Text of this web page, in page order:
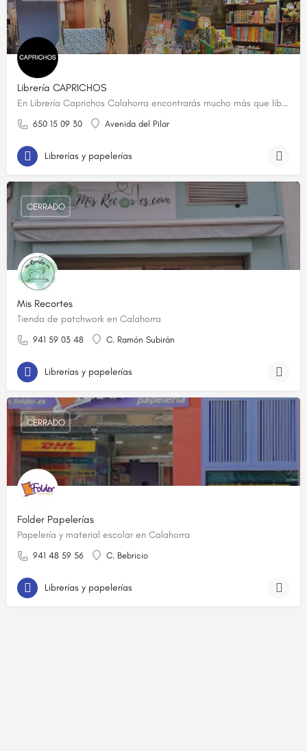
Librería CAPRICHOS
En Librería Caprichos Calahorra encontrarás mucho más que libros. Te ofrecemos una cuidada selección de…
650 15 09 30 Avenida del Pilar
Librerías y papelerías
Mis Recortes
Tienda de patchwork en Calahorra
941 59 03 48 C. Ramón Subirán
CERRADO
Librerías y papelerías
Folder Papelerías
Papelería y material escolar en Calahorra
941 48 59 56 C. Bebricio
CERRADO
Librerías y papelerías